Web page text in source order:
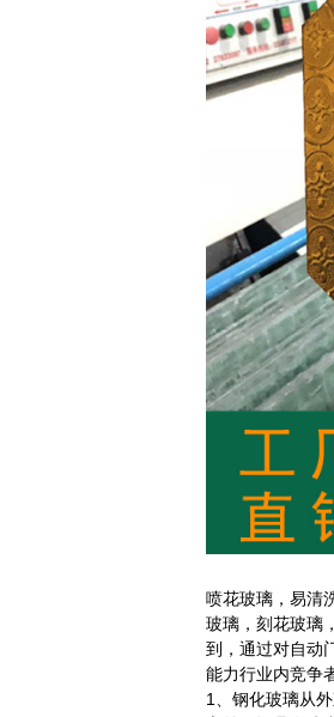
喷花玻璃，易清
玻璃，刻花玻璃
到，通过对自动
能力行业内竞争
1、钢化玻璃从